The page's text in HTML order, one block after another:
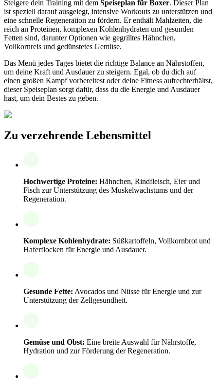
Steigere dein Training mit dem Speiseplan für Boxer. Dieser Plan
ist speziell darauf ausgelegt, intensive Workouts zu unterstützen und
eine schnelle Regeneration zu fördern. Er enthält Mahlzeiten, die
reich an Proteinen, komplexen Kohlenhydraten und gesunden
Fetten sind, darunter Optionen wie gegrilltes Hähnchen,
Vollkornreis und gedünstetes Gemüse.
Das Menü jedes Tages bietet die richtige Balance an Nährstoffen,
um deine Kraft und Ausdauer zu steigern. Egal, ob du dich auf
einen großen Kampf vorbereitest oder deine Fitness aufrechterhältst,
dieser Speiseplan sorgt dafür, dass du die Energie und Ausdauer
hast, um dein Bestes zu geben.
Zu verzehrende Lebensmittel
Hochwertige Proteine: Hähnchen, Rindfleisch, Eier und
Fisch zur Unterstützung des Muskelwachstums und der
Regeneration.
Komplexe Kohlenhydrate: Süßkartoffeln, Vollkornbrot und
Haferflocken für Energie und Ausdauer.
Gesunde Fette: Avocados und Nüsse für Energie und zur
Unterstützung der Zellgesundheit.
Gemüse und Obst: Eine breite Auswahl für Nährstoffe,
Hydration und zur Förderung der Regeneration.